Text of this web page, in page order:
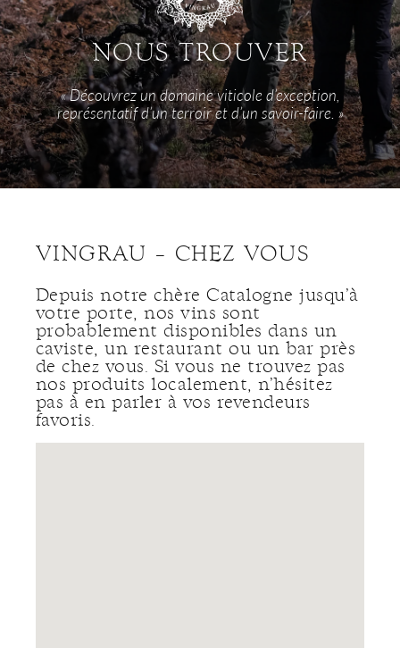
NOUS TROUVER
« Découvrez un domaine viticole d’exception,
représentatif d’un terroir et d’un savoir-faire. »
VINGRAU – CHEZ VOUS
Depuis notre chère Catalogne jusqu’à
votre porte, nos vins sont
probablement disponibles dans un
caviste, un restaurant ou un bar près
de chez vous. Si vous ne trouvez pas
nos produits localement, n’hésitez
pas à en parler à vos revendeurs
favoris.